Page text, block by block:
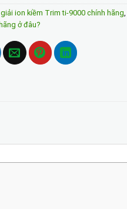
ion kiềm Trim ti-9000 chính hãng
ở đâu?